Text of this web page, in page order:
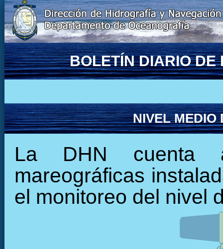
BOLETÍN DIARIO DE
NIVEL MEDIO
La DHN cuenta
mareográficas
el monitoreo del nivel